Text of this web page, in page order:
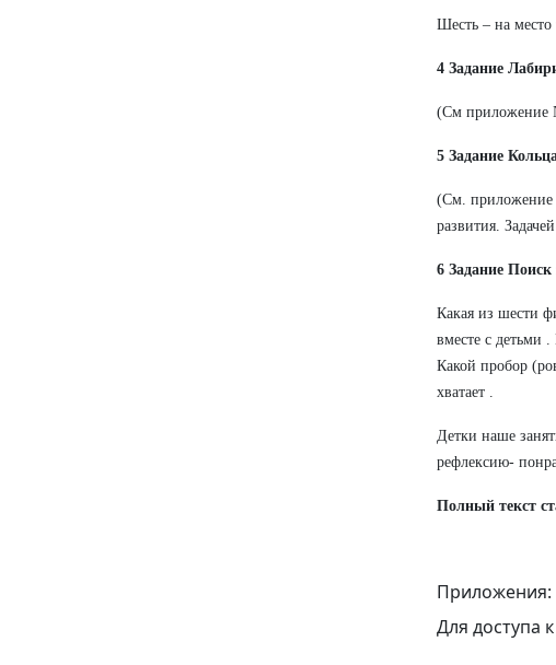
Шесть – на место
4 Задание
(См приложение
5 Задание
(См. приложение
развития.
6 Задание Поиск
Какая из шести
вместе с детьми
Какой пробор
хватает .
Детки наше
рефлексию-
Полный текст
Приложения:
Для доступа